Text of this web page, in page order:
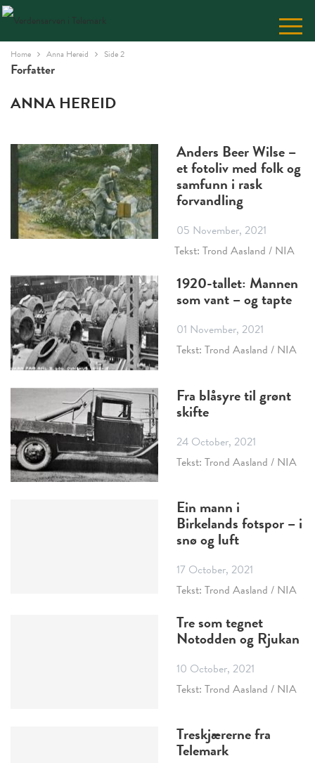
Skip
Content
Home Anna Hereid Side 2
Forfatter
ANNA HEREID
Anders Beer Wilse –
et fotoliv med folk og
samfunn i rask
forvandling
05 November, 2021
Tekst: Trond Aasland / NIA
1920-tallet: Mannen
som vant – og tapte
01 November, 2021
Tekst: Trond Aasland / NIA
Fra blåsyre til grønt
skifte
24 October, 2021
Tekst: Trond Aasland / NIA
Ein mann i
Birkelands fotspor – i
snø og luft
17 October, 2021
Tekst: Trond Aasland / NIA
Tre som tegnet
Notodden og Rjukan
10 October, 2021
Tekst: Trond Aasland / NIA
Treskjærerne fra
Telemark